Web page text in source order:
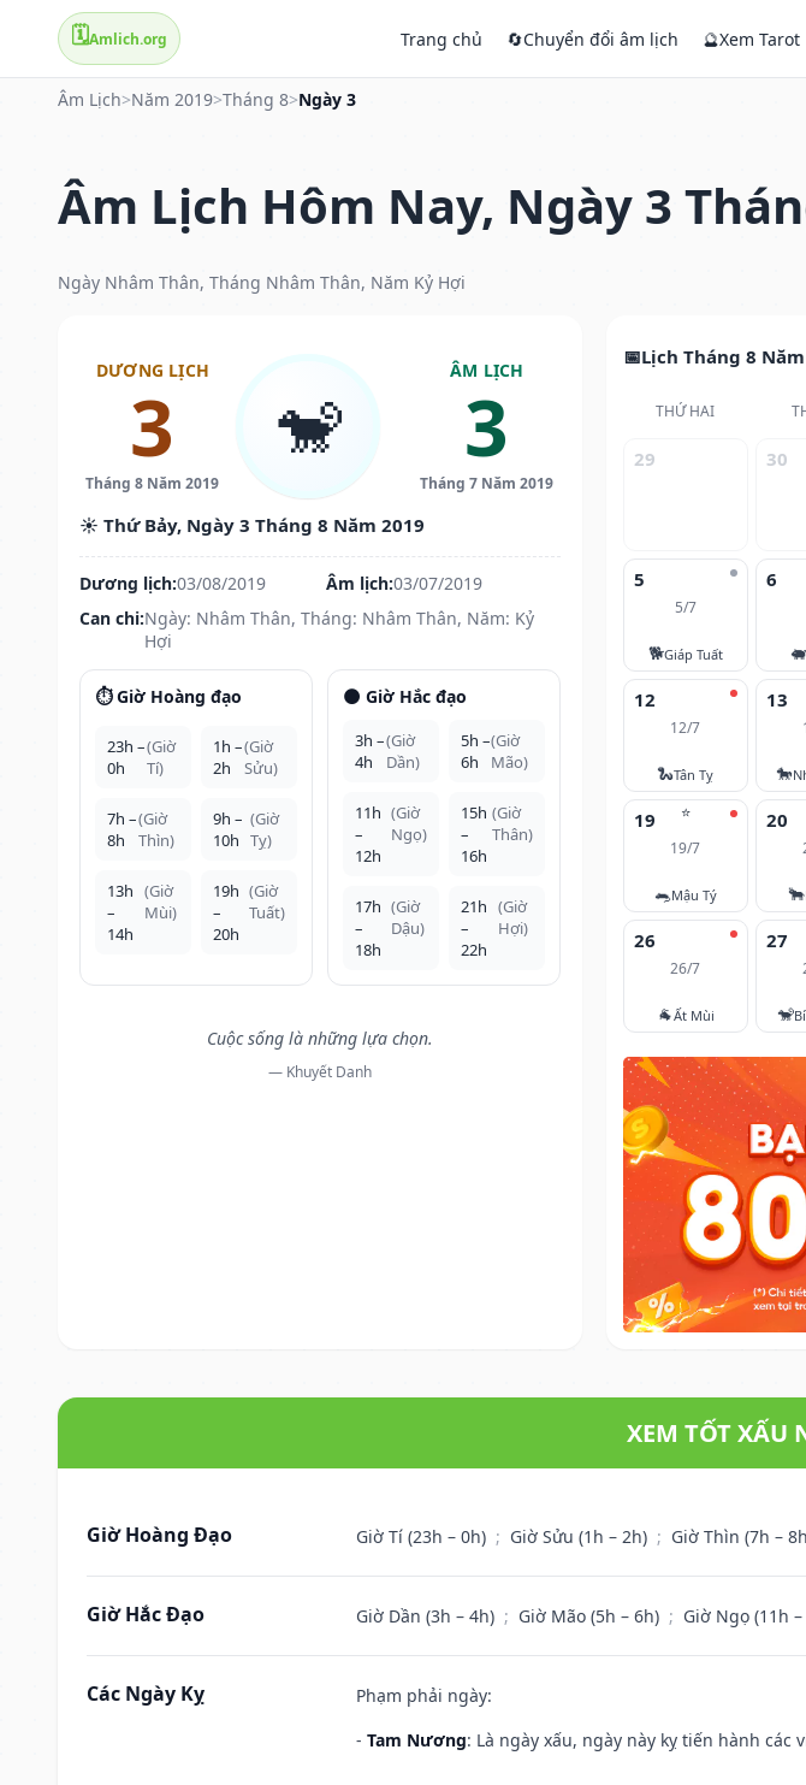
🗓️Amlich.org Trang chủ 🔄Chuyển đổi âm lịch 🔮Xem Tarot
Âm Lịch>Năm 2019>Tháng 8>Ngày 3
Âm Lịch Hôm Nay, Ngày 3
Ngày Nhâm Thân, Tháng Nhâm Thân, Năm Kỷ Hợi
DƯƠNG LỊCH
3
Tháng 8 Năm 2019
🐒
ÂM LỊCH
3
Tháng 7 Năm 2019
☀️ Thứ Bảy, Ngày 3 Tháng 8 Năm 2019
Dương lịch:03/08/2019 Âm lịch:03/07/2019
Can chi:Ngày: Nhâm Thân, Tháng: Nhâm Thân, Năm: Kỷ
Hợi
⏱️ Giờ Hoàng đạo
23h –
0h
(Giờ
Tí)
1h –
2h
(Giờ
Sửu)
7h –
8h
(Giờ
Thìn)
9h –
10h
(Giờ
Tỵ)
13h
–
14h
(Giờ
Mùi)
19h
–
20h
(Giờ
Tuất)
🌑 Giờ Hắc đạo
3h –
4h
(Giờ
Dần)
5h –
6h
(Giờ
Mão)
11h
–
12h
(Giờ
Ngọ)
15h
–
16h
(Giờ
Thân)
17h
–
18h
(Giờ
Dậu)
21h
–
22h
(Giờ
Hợi)
Cuộc sống là những lựa chọn.
— Khuyết Danh
Lịch Tháng 8
THỨ HAI
29 30
5
5/7
🐕Giáp Tuất
6
🐖
12
12/7
🐍Tân Tỵ
13
🐎
⭐
19
19/7
🐀Mậu Tý
20
🐂
26
26/7
🐐Ất Mùi
27
🐒
XEM TỐT XẤU
Giờ Hoàng Đạo Giờ Tí (23h – 0h) ; Giờ Sửu (1h – 2h) ; Giờ Thìn (7h –
Giờ Hắc Đạo Giờ Dần (3h – 4h) ; Giờ Mão (5h – 6h) ; Giờ Ngọ (11h
Các Ngày Kỵ
Phạm phải ngày:
- Tam Nương: Là ngày xấu, ngày này kỵ tiến hành